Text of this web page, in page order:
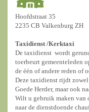
Hoofdstraat 35
2235 CB Valkenburg ZH
Taxidienst /Kerktaxi
De taxidienst wordt
toerbeurt gemeenteleden
de één of andere reden of
Deze taxidienst rijdt zowel
Goede Herder, maar ook
Wilt u gebruik maken van
naar de dienstdoende